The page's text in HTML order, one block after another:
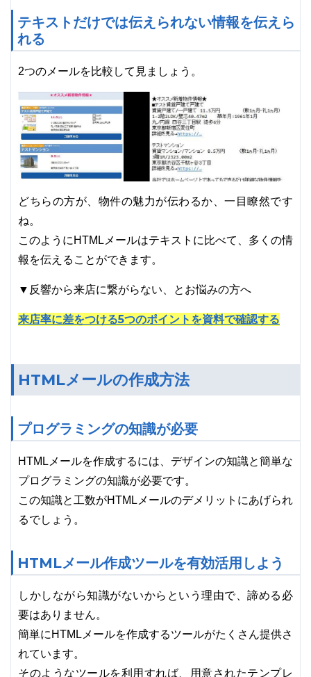
テキストだけでは伝えられない情報を伝えら
れる
2つのメールを比較して見ましょう。
どちらの方が、物件の魅力が伝わるか、一目瞭然です
ね。
このようにHTMLメールはテキストに比べて、多くの情
報を伝えることができます。
▼反響から来店に繋がらない、とお悩みの方へ
来店率に差をつける5つのポイントを資料で確認する
HTMLメールの作成方法
プログラミングの知識が必要
HTMLメールを作成するには、デザインの知識と簡単な
プログラミングの知識が必要です。
この知識と工数がHTMLメールのデメリットにあげられ
るでしょう。
HTMLメール作成ツールを有効活用しよう
しかしながら知識がないからという理由で、諦める必
要はありません。
簡単にHTMLメールを作成するツールがたくさん提供さ
れています。
そのようなツールを利用すれば、用意されたテンプレ